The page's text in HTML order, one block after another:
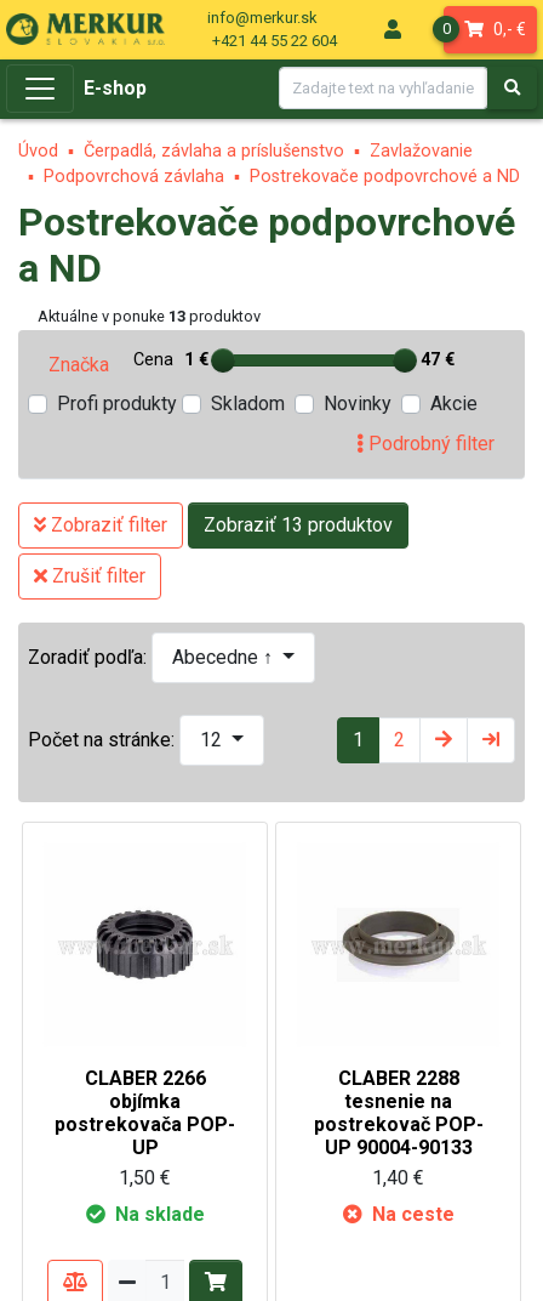
info@merkur.sk
+421 44 55 22 604
0 0,- €
E-shop
Úvod Čerpadlá, závlaha a príslušenstvo
Zavlažovanie
Podpovrchová závlaha
Postrekovače podpovrchové a ND
Postrekovače podpovrchové
a ND
Aktuálne v ponuke 13 produktov
Značka Cena 1 € 47 €
Profi produkty Skladom Novinky
Akcie
Podrobný filter
Zobraziť filter Zobraziť 13 produktov
Zrušiť filter
Zoradiť podľa: Abecedne ↑
Počet na stránke: 12 1 2
CLABER 2266
objímka
postrekovača POP-
UP
1,50 €
Na sklade
CLABER 2288
tesnenie na
postrekovač POP-
UP 90004-90133
1,40 €
Na ceste